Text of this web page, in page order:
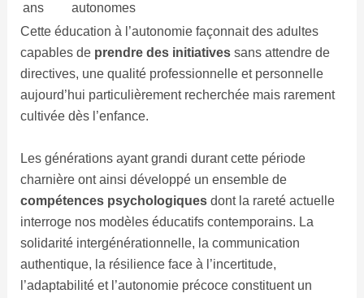
ans
autonomes
Cette éducation à l’autonomie façonnait des adultes
capables de prendre des initiativessans attendre de
directives, une qualité professionnelle et personnelle
aujourd’hui particulièrement recherchée mais rarement
cultivée dès l’enfance.
Les générations ayant grandi durant cette période
charnière ont ainsi développé un ensemble de
compétences psychologiquesdont la rareté actuelle
interroge nos modèles éducatifs contemporains. La
solidarité intergénérationnelle, la communication
authentique, la résilience face à l’incertitude,
l’adaptabilité et l’autonomie précoce constituent un